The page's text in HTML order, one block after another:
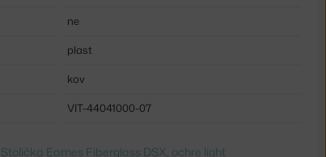
ne
plast
kov
VIT-44041000-07
Stolička Eames Fiberglass DSX, ochre light